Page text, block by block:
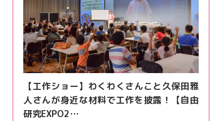
【工作ショー】わくわくさんこと久保田雅
人さんが身近な材料で工作を披露！【自由
研究EXPO2…